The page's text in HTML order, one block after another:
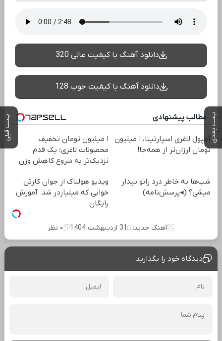
پست بعدی پست قبلی
دانلود آهنگ با کیفیت عالی 320
دانلود آهنگ با کیفیت خوب 128
مطالب پیشنهادی
آمپول لاغری اسپارتینا، ا میلیون
تومان ارزان‌تر از همه‌جا!
۱ میلیون تومان تخفیف
محصولات لاغری؛ یک قدم
نزدیک‌تر به شروع کاهش وزن
شب‌ها به خاطر درد زانو بیدار
میشی؟ (◂پرسش‌نامه)
ویدیو هولناک از جوان کارتن
خوابی که میلیاردر شد. آموزش
رایگان
آهنگ جدید 31 اردیبهشت 1404 ۰ نظر
دیدگاه خود را بگذارید